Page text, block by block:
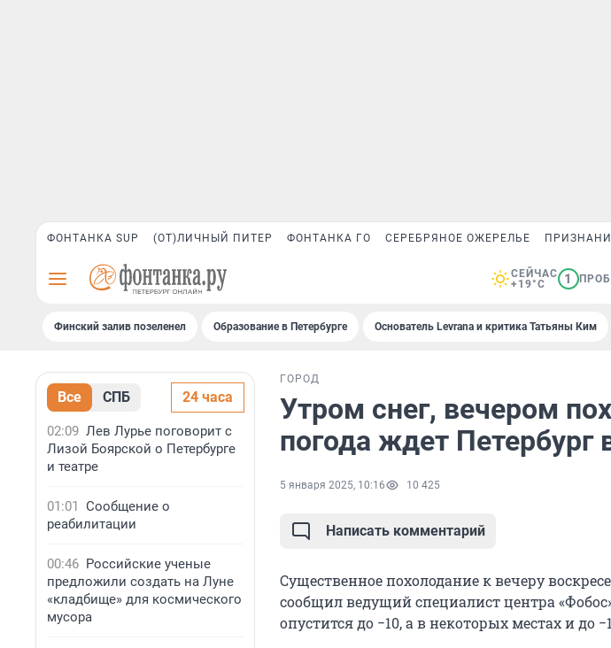
ФОНТАНКА SUP (ОТ)ЛИЧНЫЙ ПИТЕР ФОНТАНКА ГО СЕРЕБРЯНОЕ ОЖЕРЕЛЬЕ
СЕЙЧАС
+19°C
1
Финский залив позеленел Образование в Петербурге Основатель Levrana и критика Татьяны Ким
Все СПБ 24 часа
02:09 Лев Лурье поговорит с
Лизой Боярской о Петербурге
и театре
01:01 Сообщение о
реабилитации
00:46 Российские ученые
предложили создать на Луне
«кладбище» для космического
мусора
ГОРОД
Утром снег, вечером
погода ждет Петербург
5 января 2025, 10:16 10 425
Написать комментарий
Существенное похолодание к вечеру
сообщил ведущий специалист центра
опустится до −10, а в некоторых местах и до